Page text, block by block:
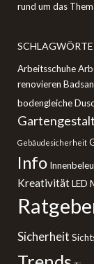
rund um das
Arbeitsschuhe
renovieren
bodengleiche
Gebäudesicherheit
Info
KreativitätLED
Sicherheit